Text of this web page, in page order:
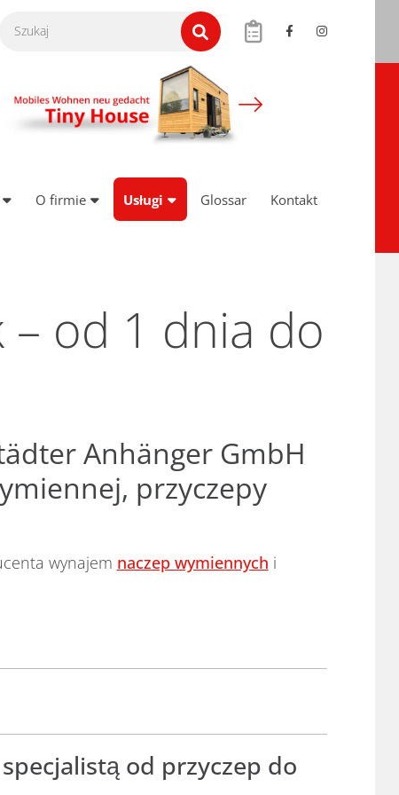
O firmie Usługi Glossar Kontakt
od 1 dnia do
Anhänger GmbH
przyczepy
wynajem naczep wymiennych i
być różne – organizacyjne, kadrowe
od przyczep do